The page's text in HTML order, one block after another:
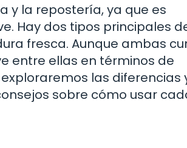
y la repostería, ya que es
Hay dos tipos principales
fresca. Aunque ambas
entre ellas en términos de
las diferencias
sobre cómo usar